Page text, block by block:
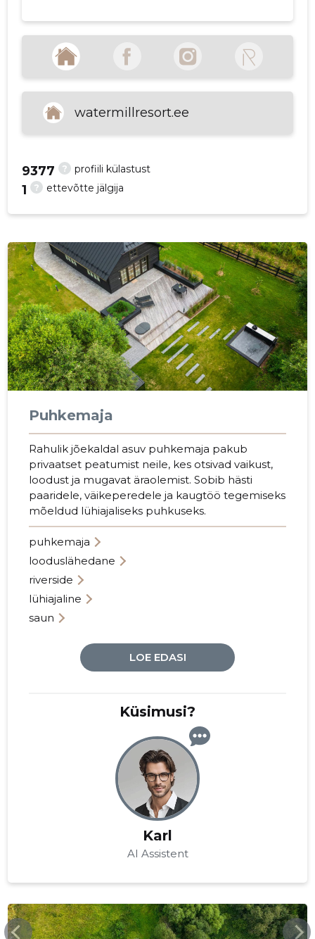
watermillresort.ee
? profiili külastust
9377
? ettevõtte jälgija
1
Puhkemaja
Rahulik jõekaldal asuv puhkemaja pakub
privaatset peatumist neile, kes otsivad vaikust,
loodust ja mugavat äraolemist. Sobib hästi
paaridele, väikeperedele ja kaugtöö tegemiseks
mõeldud lühiajaliseks puhkuseks.
puhkemaja
looduslähedane
riverside
lühiajaline
saun
LOE EDASI
Küsimusi?
Karl
AI Assistent
WATERMILLRESORT.EE